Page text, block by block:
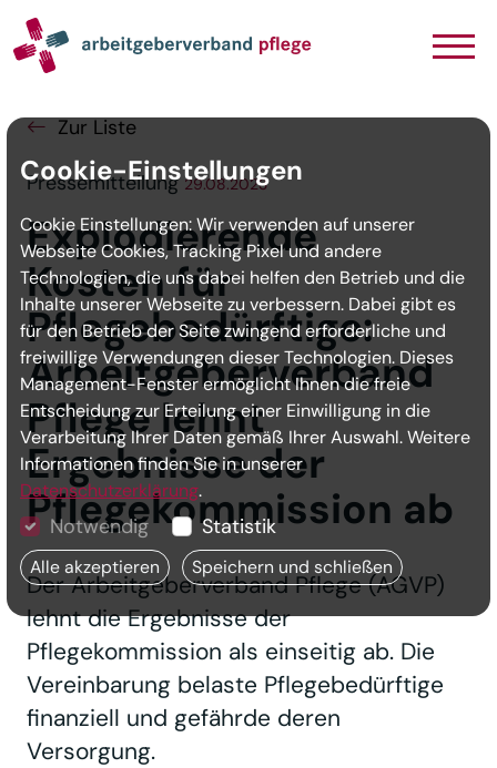
Navigation
Inhalt
Seitenabschluss
Zur Liste
Pressemitteilung 29.08.2023
Explodierende
Kosten für
Pflegebedürftige:
Arbeitgeberverband
Pflege lehnt
Ergebnisse der
Pflegekommission ab
Der Arbeitgeberverband Pflege (AGVP)
lehnt die Ergebnisse der
Pflegekommission als einseitig ab. Die
Vereinbarung belaste Pflegebedürftige
finanziell und gefährde deren
Versorgung.
Cookie-Einstellungen
Cookie Einstellungen: Wir verwenden auf unserer
Webseite Cookies, Tracking Pixel und andere
Technologien, die uns dabei helfen den Betrieb und die
Inhalte unserer Webseite zu verbessern. Dabei gibt es
für den Betrieb der Seite zwingend erforderliche und
freiwillige Verwendungen dieser Technologien. Dieses
Management-Fenster ermöglicht Ihnen die freie
Entscheidung zur Erteilung einer Einwilligung in die
Verarbeitung Ihrer Daten gemäß Ihrer Auswahl. Weitere
Informationen finden Sie in unserer
Datenschutzerklärung.
Notwendig Statistik
Alle akzeptieren Speichern und schließen